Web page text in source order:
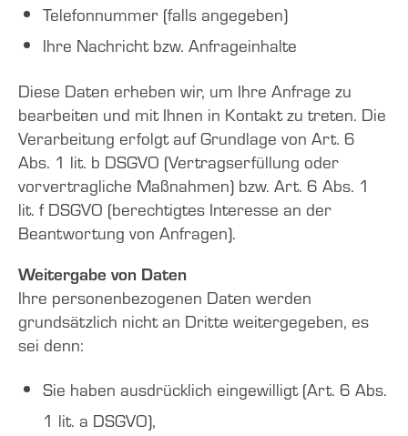
Telefonnummer (falls angegeben)
Ihre Nachricht bzw. Anfrageinhalte
Diese Daten erheben wir, um Ihre Anfrage zu
bearbeiten und mit Ihnen in Kontakt zu treten. Die
Verarbeitung erfolgt auf Grundlage von Art. 6
Abs. 1 lit. b DSGVO (Vertragserfüllung oder
vorvertragliche Maßnahmen) bzw. Art. 6 Abs. 1
lit. f DSGVO (berechtigtes Interesse an der
Beantwortung von Anfragen).
Weitergabe von Daten
Ihre personenbezogenen Daten werden
grundsätzlich nicht an Dritte weitergegeben, es
sei denn:
Sie haben ausdrücklich eingewilligt (Art. 6 Abs.
1 lit. a DSGVO),